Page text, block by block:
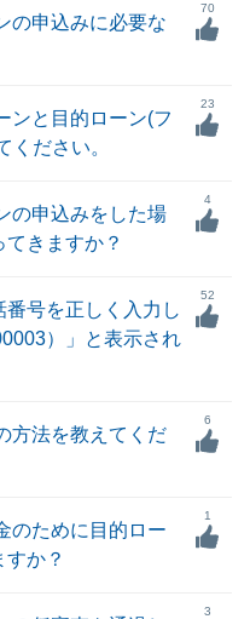
の申込みに必要な
70
ンと目的ローン(フ
ください。
23
の申込みをした場
きますか？
4
番号を正しく入力し
）」と表示され
52
方法を教えてくだ
6
のために目的ロー
か？
1
3